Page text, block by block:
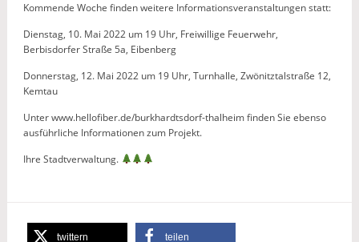
Kommende Woche finden weitere Informationsveranstaltungen statt:
Dienstag, 10. Mai 2022 um 19 Uhr, Freiwillige Feuerwehr,
Berbisdorfer Straße 5a, Eibenberg
Donnerstag, 12. Mai 2022 um 19 Uhr, Turnhalle, Zwönitztalstraße 12,
Kemtau
Unter www.hellofiber.de/burkhardtsdorf-thalheim finden Sie ebenso
ausführliche Informationen zum Projekt.
Ihre Stadtverwaltung.
twittern teilen